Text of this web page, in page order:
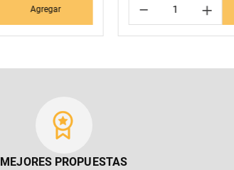
Agregar ＋
－
MEJORES PROPUESTAS